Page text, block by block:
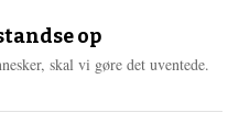
e
r
e
op
skal vi gøre det uventede.